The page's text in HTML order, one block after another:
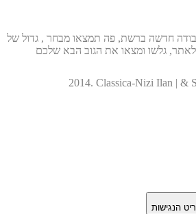
חדשה ברשת, פה תמצאו מבחר , גדול של
לאתר, גלשו ומצאו את הגוב הבא שלכם
2014. Classica-Nizi Ilan | &
הנגישות